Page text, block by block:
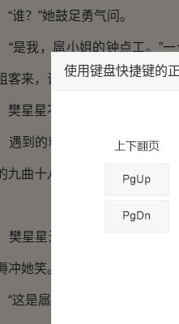
？”她鼓足勇气问。
我，扈小姐的钟点工。”一
客来，让我过来帮忙收拾一下
星星不由得暗骂了一声自己
到的糟心事都多了，都不敢
九曲十八弯臆想里，已经歪
星星连忙起身开了门，一个
冲她笑。
是扈小姐刚安排我从超市买
使用键盘快捷键的